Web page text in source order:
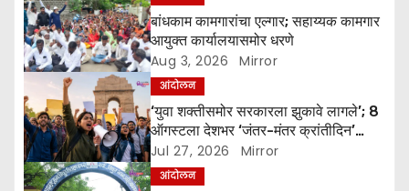
a
t
i
o
n
बांधकाम कामगारांचा एल्गार; सहाय्यक कामगार
आयुक्त कार्यालयासमोर धरणे
Aug 3, 2026 Mirror
आंदोलन
‘युवा शक्तीसमोर सरकारला झुकावे लागले’; 8
ऑगस्टला देशभर ‘जंतर-मंतर क्रांतीदिन’
पाळण्याचे आवाहन
Jul 27, 2026 Mirror
आंदोलन